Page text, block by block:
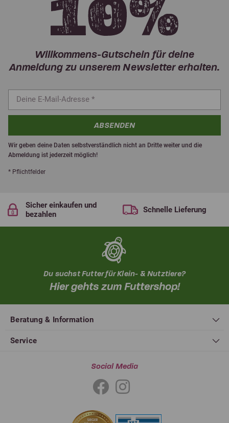
Willkommens-Gutschein für deine
Anmeldung zu unserem Newsletter erhalten.
ABSENDEN
Wir geben deine Daten selbstverständlich nicht an Dritte weiter und die
Abmeldung ist jederzeit möglich!
* Pflichtfelder
Sicher einkaufen und
bezahlen
Schnelle Lieferung
Du suchst Futter für Klein- & Nutztiere?
Hier gehts zum Futtershop!
Beratung & Information
Service
Social Media